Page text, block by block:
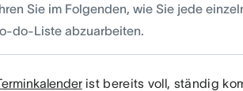
Sie im Folgenden, wie Sie jede
do-Liste abzuarbeiten.
ist bereits voll, ständig